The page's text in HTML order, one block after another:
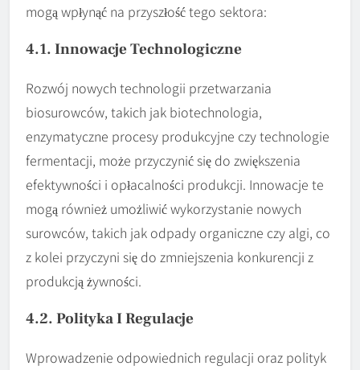
mogą wpłynąć na przyszłość tego sektora:
4.1. Innowacje Technologiczne
Rozwój nowych technologii przetwarzania
biosurowców, takich jak biotechnologia,
enzymatyczne procesy produkcyjne czy technologie
fermentacji, może przyczynić się do zwiększenia
efektywności i opłacalności produkcji. Innowacje te
mogą również umożliwić wykorzystanie nowych
surowców, takich jak odpady organiczne czy algi, co
z kolei przyczyni się do zmniejszenia konkurencji z
produkcją żywności.
4.2. Polityka I Regulacje
Wprowadzenie odpowiednich regulacji oraz polityk